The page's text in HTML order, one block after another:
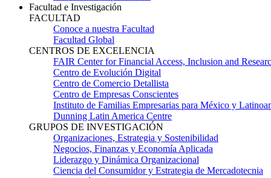
Facultad e Investigación
FACULTAD
Conoce a nuestra Facultad
Facultad Global
CENTROS DE EXCELENCIA
FAIR Center for Financial Access, Inclusion and
Centro de Evolución Digital
Centro de Comercio Detallista
Centro de Empresas Conscientes
Instituto de Familias Empresarias para México y
Dunning Latin America Centre
GRUPOS DE INVESTIGACIÓN
Organizaciones, Estrategia y Sostenibilidad
Negocios, Finanzas y Economía Aplicada
Liderazgo y Dinámica Organizacional
Ciencia del Consumidor y Estrategia de Mercadotecnia